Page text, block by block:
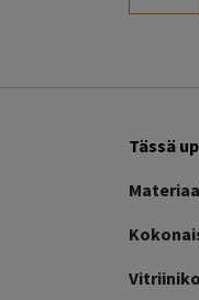
Tässä